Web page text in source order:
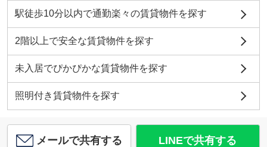
駅徒歩10分以内で通勤楽々の賃貸物件を探す
2階以上で安全な賃貸物件を探す
未入居でぴかぴかな賃貸物件を探す
照明付き賃貸物件を探す
メールで共有する LINEで共有する